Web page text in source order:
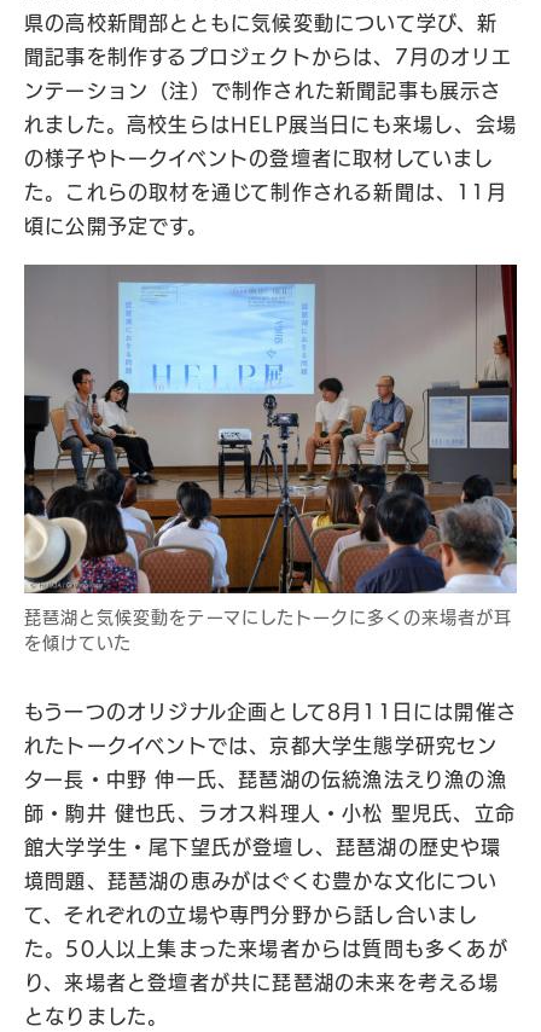
県の高校新聞部とともに気候変動について学び、新
聞記事を制作するプロジェクトからは、7月のオリエ
ンテーション（注）で制作された新聞記事も展示さ
れました。高校生らはHELP展当日にも来場し、会場
の様子やトークイベントの登壇者に取材していまし
た。これらの取材を通じて制作される新聞は、11月
頃に公開予定です。
琵琶湖と気候変動をテーマにしたトークに多くの来場者が耳
を傾けていた
もう一つのオリジナル企画として8月11日には開催さ
れたトークイベントでは、京都大学生態学研究セン
ター長・中野 伸一氏、琵琶湖の伝統漁法えり漁の漁
師・駒井 健也氏、ラオス料理人・小松 聖児氏、立命
館大学学生・尾下望氏が登壇し、琵琶湖の歴史や環
境問題、琵琶湖の恵みがはぐくむ豊かな文化につい
て、それぞれの立場や専門分野から話し合いまし
た。50人以上集まった来場者からは質問も多くあが
り、来場者と登壇者が共に琵琶湖の未来を考える場
となりました。